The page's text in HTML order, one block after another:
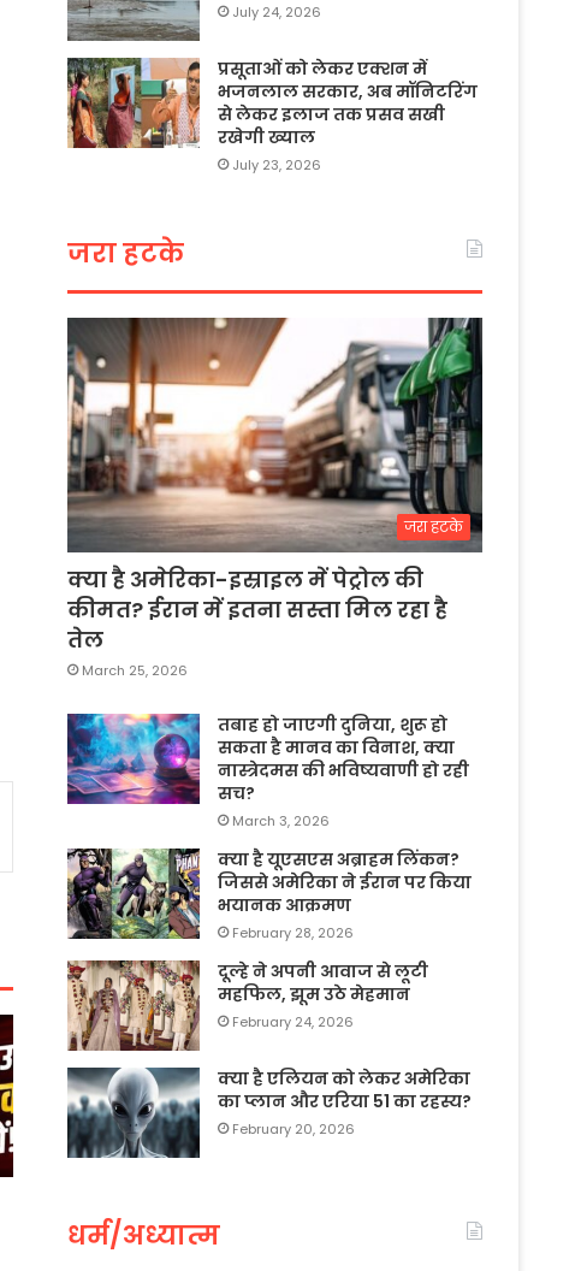
July 24, 2026
प्रसूताओं को लेकर एक्शन में
भजनलाल सरकार, अब मॉनिटरिंग
से लेकर इलाज तक प्रसव सखी
रखेगी ख्याल
July 23, 2026
जरा हटके
जरा हटके
क्या है अमेरिका-इस्राइल में पेट्रोल की
कीमत? ईरान में इतना सस्ता मिल रहा है
तेल
March 25, 2026
तबाह हो जाएगी दुनिया, शुरू हो
सकता है मानव का विनाश, क्या
नास्त्रेदमस की भविष्यवाणी हो रही
सच?
March 3, 2026
क्या है यूएसएस अब्राहम लिंकन?
जिससे अमेरिका ने ईरान पर किया
भयानक आक्रमण
February 28, 2026
दूल्हे ने अपनी आवाज से लूटी
महफिल, झूम उठे मेहमान
February 24, 2026
क्या है एलियन को लेकर अमेरिका
का प्लान और एरिया 51 का रहस्य?
February 20, 2026
धर्म/अध्यात्म